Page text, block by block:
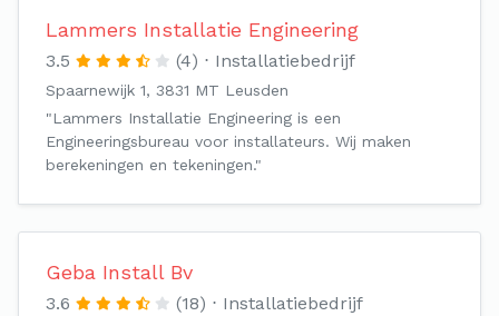
Lammers Installatie Engineering
3.5 (4) Installatiebedrijf
Spaarnewijk 1, 3831 MT Leusden
"Lammers Installatie Engineering is een
Engineeringsbureau voor installateurs. Wij maken
berekeningen en tekeningen."
Geba Install Bv
3.6 (18) Installatiebedrijf